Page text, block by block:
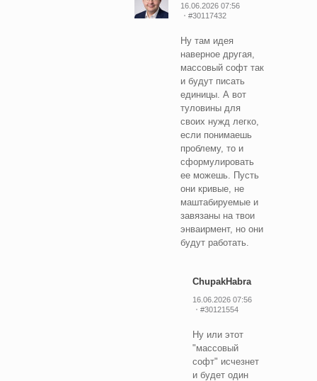
16.06.2026 07:56
#30117432
Ну там идея
наверное другая,
массовый софт так
и будут писать
единицы. А вот
туловины для
своих нужд легко,
если понимаешь
проблему, то и
сформулировать
ее можешь. Пусть
они кривые, не
маштабируемые и
завязаны на твои
энваирмент, но они
будут работать.
ChupakHabra
16.06.2026 07:56
#30121554
Ну или этот
"массовый
софт" исчезнет
и будет один